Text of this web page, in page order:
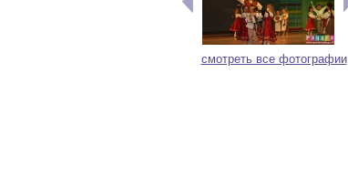
смотреть все фотографии